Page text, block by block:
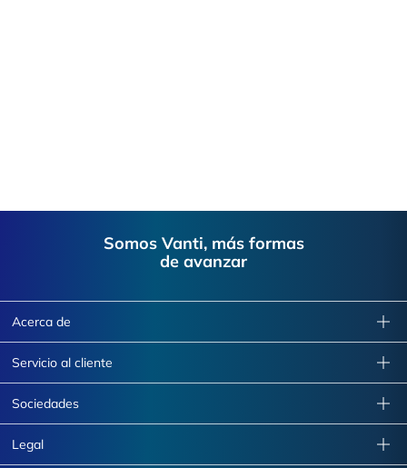
Somos Vanti, más formas
de avanzar
Acerca de
Servicio al cliente
Sociedades
Legal